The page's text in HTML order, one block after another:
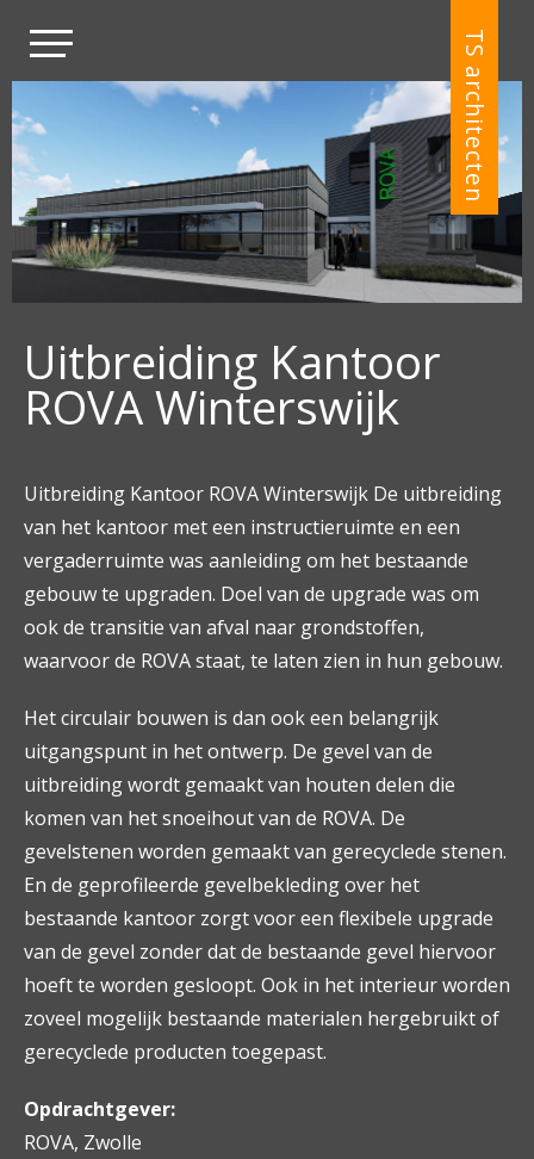
TS architecten
Uitbreiding Kantoor
ROVA Winterswijk
Uitbreiding Kantoor ROVA Winterswijk De uitbreiding
van het kantoor met een instructieruimte en een
vergaderruimte was aanleiding om het bestaande
gebouw te upgraden. Doel van de upgrade was om
ook de transitie van afval naar grondstoffen,
waarvoor de ROVA staat, te laten zien in hun gebouw.
Het circulair bouwen is dan ook een belangrijk
uitgangspunt in het ontwerp. De gevel van de
uitbreiding wordt gemaakt van houten delen die
komen van het snoeihout van de ROVA. De
gevelstenen worden gemaakt van gerecyclede stenen.
En de geprofileerde gevelbekleding over het
bestaande kantoor zorgt voor een flexibele upgrade
van de gevel zonder dat de bestaande gevel hiervoor
hoeft te worden gesloopt. Ook in het interieur worden
zoveel mogelijk bestaande materialen hergebruikt of
gerecyclede producten toegepast.
Opdrachtgever:
ROVA, Zwolle